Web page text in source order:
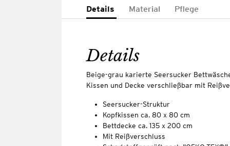
Details Material Pflege
Details
Beige-grau karierte Seersucker
Kissen und Decke verschließbar mit
Seersucker-Struktur
Kopfkissen ca. 80 x 80 cm
Bettdecke ca. 135 x 200 cm
Mit Reißverschluss